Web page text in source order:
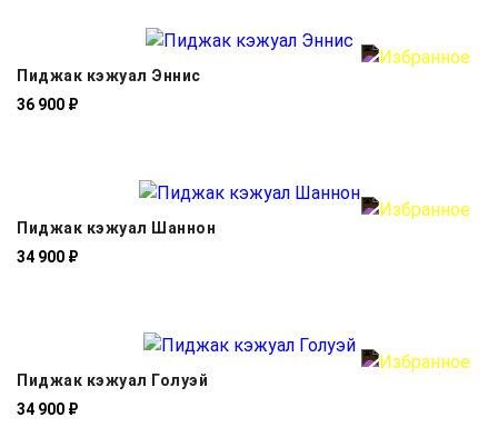
Пиджак кэжуал Эннис
36 900 ₽
Пиджак кэжуал Шаннон
34 900 ₽
Пиджак кэжуал Голуэй
34 900 ₽